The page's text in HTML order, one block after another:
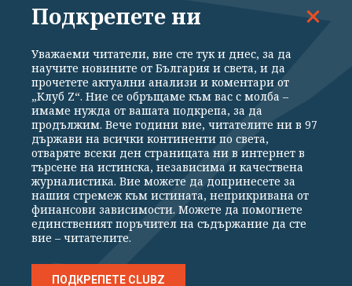
СПОРТ КУЛТУРА ТЕХНОЛОГИИ КАЛЕЙДОСКОП
Общи условия
Политика за поверителност
Реклама
Партньори Контакти
За Клуб Z
Екип
Подкрепете ни
Издател на www.clubz.bg е „Клуб Зебра Медия“ ЕООД, София, ул. "Алеко
Константинов" 3. Всички права запазени 2026 „Клуб Зебра Медия“
Препечатването на материали, снимки и видео от www.clubz.bg без
разрешение ще бъде преследвано по съдебен път, съгласно
Подкрепете ни
Уважаеми читатели, вие сте тук и днес, за да
научите новините от България и света, и да
прочетете актуални анализи и коментари от
„Клуб Z“. Ние се обръщаме към вас с молба –
имаме нужда от вашата подкрепа, за да
продължим. Вече години вие, читателите ни в 97
държави на всички континенти по света,
отваряте всеки ден страницата ни в интернет в
търсене на истинска, независима и качествена
журналистика. Вие можете да допринесете за
нашия стремеж към истината, неприкривана от
финансови зависимости. Можете да помогнете
единственият поръчител на съдържание да сте
вие – читателите.
ПОДКРЕПЕТЕ CLUBZ